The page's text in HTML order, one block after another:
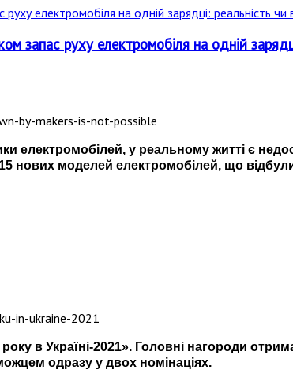
запас руху електромобіля на одній
електромобілей, у реальному житті є
нових моделей електромобілей, що
в Україні-2021». Головні нагороди
одразу у двох номінаціях.